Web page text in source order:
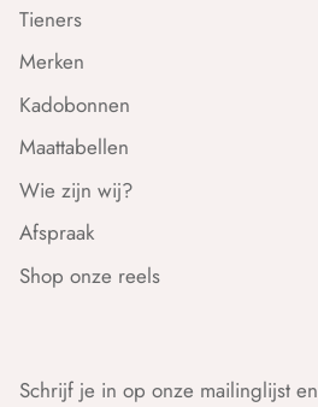
Tieners
Merken
Kadobonnen
Maattabellen
Wie zijn wij?
Afspraak
Shop onze reels
Schrijf je in op onze mailinglijst en